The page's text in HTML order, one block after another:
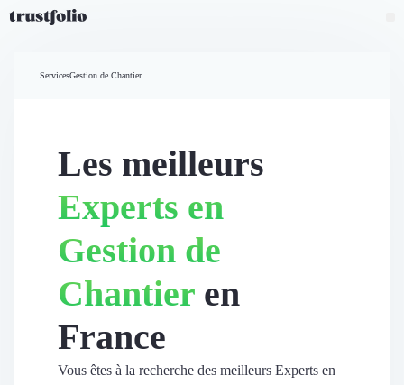
Widgets d'avis
Partage d’avis multicanal
Vidéo de témoignage
Révéler le réseau
Vitrine & média
Suivi du ROI
Voir tous nos avis clients
ServicesGestion de Chantier
Les meilleurs
Experts en
Gestion de
Chantier en
France
Vous êtes à la recherche des meilleurs Experts en